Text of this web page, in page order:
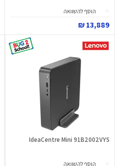
הוסף להשוואה
13,889 ₪
IdeaCentre Mini 91B2002VYS
הוסף להשוואה